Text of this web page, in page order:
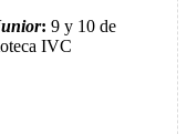
: 9 y 10 de
IVC